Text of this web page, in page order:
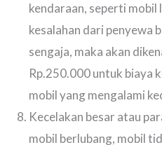
kendaraan, seperti
kesalahan dari penyewa
sengaja, maka akan
Rp.250.000 untuk biaya
mobil yang mengalami
Kecelakan besar atau
mobil berlubang, mobil